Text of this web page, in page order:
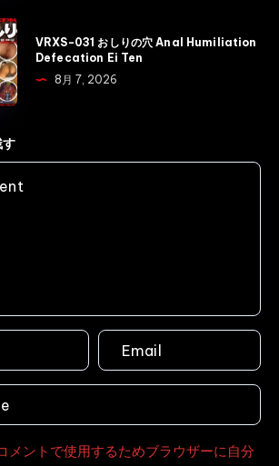
VRXS-031 おしりの穴 Anal Humiliation
Defecation Ei Ten
8月 7, 2026
す
メントで使用するためブラウザーに自分